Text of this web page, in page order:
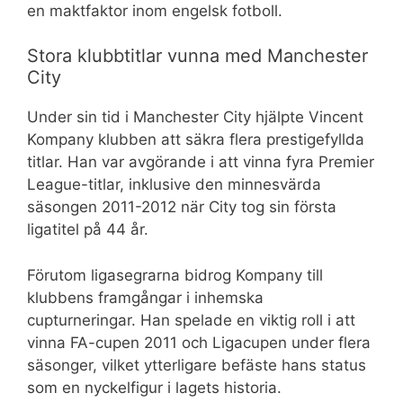
en maktfaktor inom engelsk fotboll.
Stora klubbtitlar vunna med Manchester
City
Under sin tid i Manchester City hjälpte Vincent
Kompany klubben att säkra flera prestigefyllda
titlar. Han var avgörande i att vinna fyra Premier
League-titlar, inklusive den minnesvärda
säsongen 2011-2012 när City tog sin första
ligatitel på 44 år.
Förutom ligasegrarna bidrog Kompany till
klubbens framgångar i inhemska
cupturneringar. Han spelade en viktig roll i att
vinna FA-cupen 2011 och Ligacupen under flera
säsonger, vilket ytterligare befäste hans status
som en nyckelfigur i lagets historia.